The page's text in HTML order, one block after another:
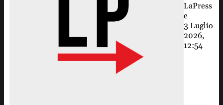
LaPress
e
3 Luglio
2026,
12:54